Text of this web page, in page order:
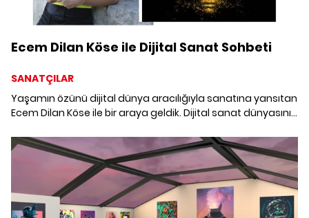
Ecem Dilan Köse ile Dijital Sanat Sohbeti
SANATÇILAR
Yaşamın özünü dijital dünya aracılığıyla sanatına yansıtan
Ecem Dilan Köse ile bir araya geldik. Dijital sanat dünyasının